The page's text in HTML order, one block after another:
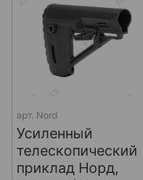
арт. Nord
Усиленный
телескопический
приклад Норд,